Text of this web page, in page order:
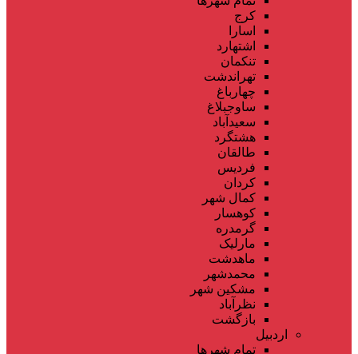
کرج
اسارا
اشتهارد
تنکمان
تهراندشت
چهارباغ
ساوجبلاغ
سعیدآباد
هشتگرد
طالقان
فردیس
کردان
کمال شهر
کوهسار
گرمدره
مارلیک
ماهدشت
محمدشهر
مشکین شهر
نظرآباد
بازگشت
اردبیل
تمام شهر‌ها